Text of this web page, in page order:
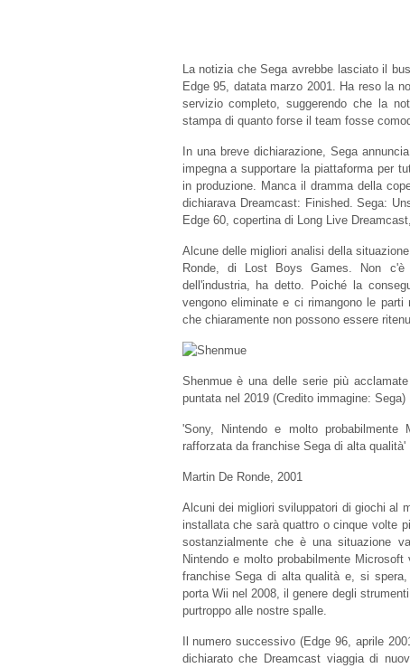
La notizia che Sega avrebbe lasciato il
Edge 95, datata marzo 2001. Ha reso la
servizio completo, suggerendo che la
stampa di quanto forse il team fosse
In una breve dichiarazione, Sega
impegna a supportare la piattaforma per
in produzione. Manca il dramma della
dichiarava Dreamcast: Finished. Sega:
Edge 60, copertina di Long Live
Alcune delle migliori analisi della
Ronde, di Lost Boys Games. Non
dell'industria, ha detto. Poiché la
vengono eliminate e ci rimangono le
che chiaramente non possono essere
Shenmue è una delle serie più
puntata nel 2019 (Credito immagine: Sega)
'Sony, Nintendo e molto
rafforzata da franchise Sega di alta qualità'
Martin De Ronde, 2001
Alcuni dei migliori sviluppatori di giochi al
installata che sarà quattro o cinque volte
sostanzialmente che è una situazione
Nintendo e molto probabilmente
franchise Sega di alta qualità e, si
porta Wii nel 2008, il genere degli
purtroppo alle nostre spalle.
Il numero successivo (Edge 96, aprile
dichiarato che Dreamcast viaggia di